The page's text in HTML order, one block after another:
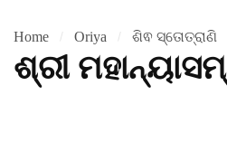
Home Oriya ଶିଵ ସ୍ତୋତ୍ରାଣି
ଶ୍ରୀ ମହାନ୍ୟାସମ୍